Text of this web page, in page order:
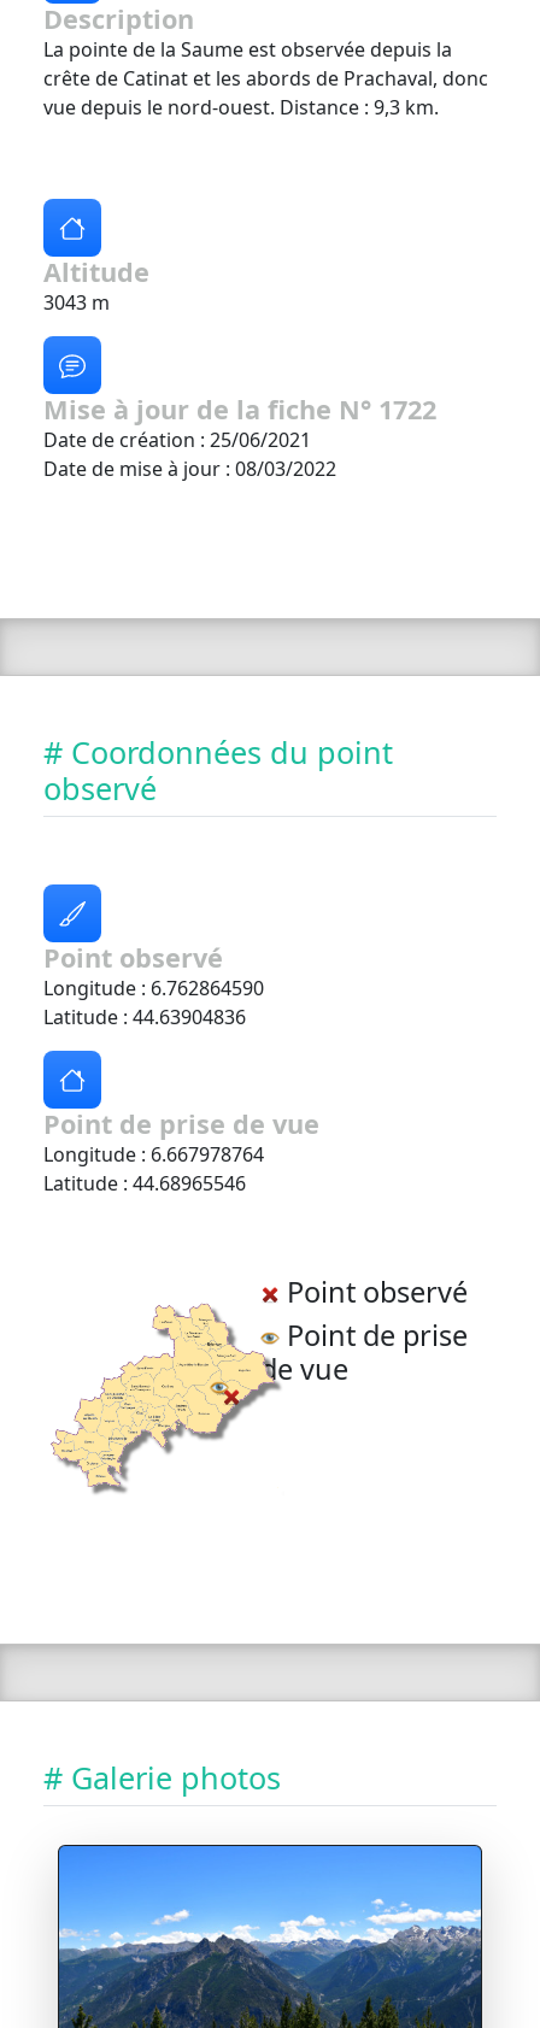
Description
La pointe de la Saume est observée depuis la
crête de Catinat et les abords de Prachaval, donc
vue depuis le nord-ouest. Distance : 9,3 km.
Altitude
3043 m
Mise à jour de la fiche N° 1722
Date de création : 25/06/2021
Date de mise à jour : 08/03/2022
# Coordonnées du point
observé
Point observé
Longitude : 6.762864590
Latitude : 44.63904836
Point de prise de vue
Longitude : 6.667978764
Latitude : 44.68965546
Point observé
Point de prise
de vue
# Galerie photos